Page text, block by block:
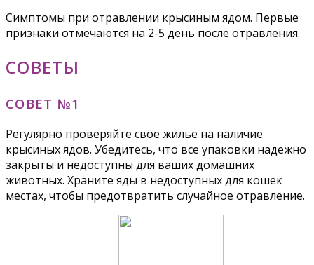
Симптомы при отравлении крысиным ядом. Первые
признаки отмечаются на 2-5 день после отравления.
СОВЕТЫ
СОВЕТ №1
Регулярно проверяйте свое жилье на наличие
крысиных ядов. Убедитесь, что все упаковки надежно
закрыты и недоступны для ваших домашних
животных. Храните яды в недоступных для кошек
местах, чтобы предотвратить случайное отравление.